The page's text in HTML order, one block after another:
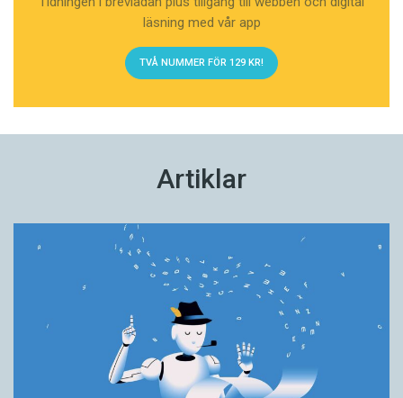
läsning med vår app
TVÅ NUMMER FÖR 129 KR!
Artiklar